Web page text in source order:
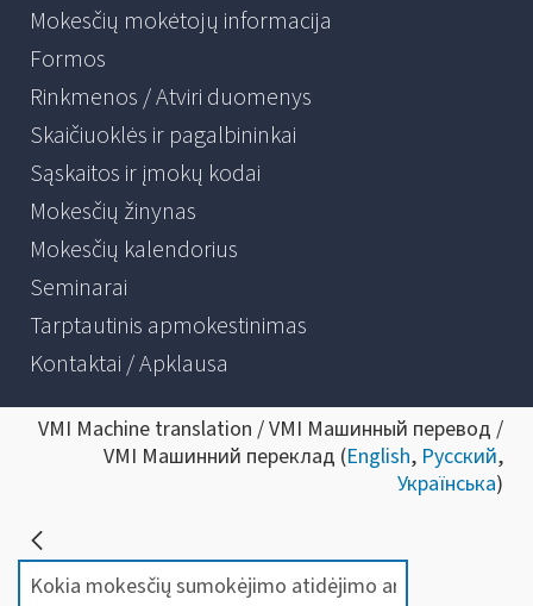
Mokesčių mokėtojų informacija
Formos
Rinkmenos / Atviri duomenys
Skaičiuoklės ir pagalbininkai
Sąskaitos ir įmokų kodai
Mokesčių žinynas
Mokesčių kalendorius
Seminarai
Tarptautinis apmokestinimas
Kontaktai / Apklausa
VMI Machine translation / VMI Машинный перевод /
VMI Машинний переклад (English, Русский,
Українська)